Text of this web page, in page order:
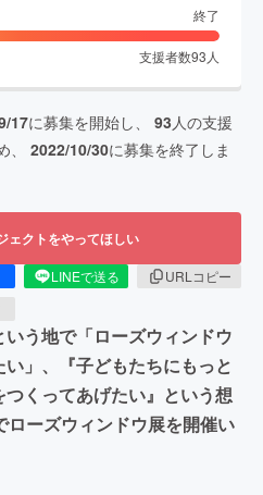
終了
支援者数93 人
17に募集を開始し、 93 人の支援
、 2022/10/30に募集を終了しま
ェクトをやってほしい
LINEで送る
URLコピー
う地で「ローズウィンドウ
」、『子どもたちにもっと
くってあげたい』という想
ーズウィンドウ展を開催い